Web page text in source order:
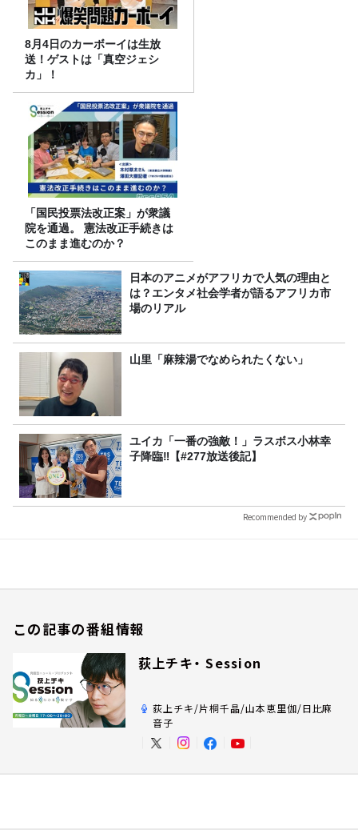
8月4日のカーボーイは生放
送！ゲストは「真空ジェシ
カ」！
「国民投票法改正案」が衆議
院を通過。 憲法改正手続きは
このまま進むのか？
日本のアニメがアフリカで人気の理由と
は？エンタメ社会学者が語るアフリカ市
場のリアル
山里「麻辣湯でなめられたくない」
ユイカ「一番の強敵！」ラスボス小林幸
子降臨‼【#277放送後記】
Recommended by
この記事の番組情報
荻上チキ・ Session
荻上チキ/片桐千晶/山本恵里伽/日比麻
音子